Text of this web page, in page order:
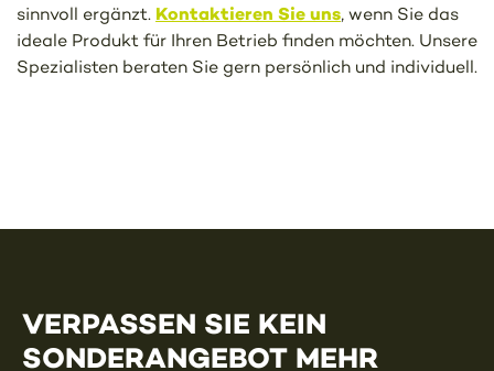
sinnvoll ergänzt. Kontaktieren Sie uns, wenn Sie das
ideale Produkt für Ihren Betrieb finden möchten. Unsere
Spezialisten beraten Sie gern persönlich und individuell.
VERPASSEN SIE KEIN
SONDERANGEBOT MEHR